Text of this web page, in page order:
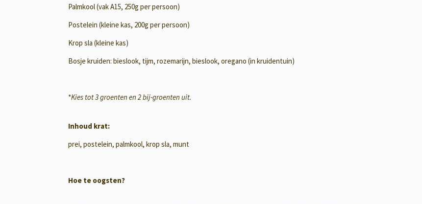
Palmkool (vak A15, 250g per persoon)
Postelein (kleine kas, 200g per persoon)
Krop sla (kleine kas)
Bosje kruiden: bieslook, tijm, rozemarijn, bieslook, oregano (in kruidentuin)
*Kies tot 3 groenten en 2 bij-groenten uit.
Inhoud krat:
prei, postelein, palmkool, krop sla, munt
Hoe te oogsten?